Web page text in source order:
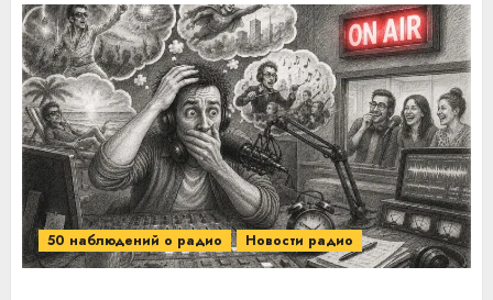
50 наблюдений о радио Новости радио